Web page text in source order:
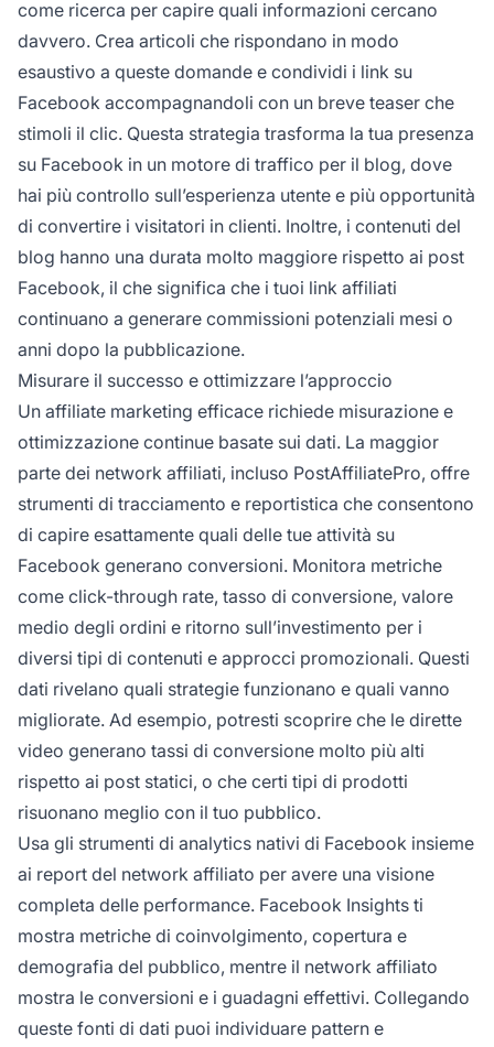
come ricerca per capire quali informazioni cercano
davvero. Crea articoli che rispondano in modo
esaustivo a queste domande e condividi i link su
Facebook accompagnandoli con un breve teaser che
stimoli il clic. Questa strategia trasforma la tua presenza
su Facebook in un motore di traffico per il blog, dove
hai più controllo sull’esperienza utente e più opportunità
di convertire i visitatori in clienti. Inoltre, i contenuti del
blog hanno una durata molto maggiore rispetto ai post
Facebook, il che significa che i tuoi link affiliati
continuano a generare commissioni potenziali mesi o
anni dopo la pubblicazione.
Misurare il successo e ottimizzare l’approccio
Un affiliate marketing efficace richiede misurazione e
ottimizzazione continue basate sui dati. La maggior
parte dei network affiliati, incluso PostAffiliatePro, offre
strumenti di tracciamento e reportistica che consentono
di capire esattamente quali delle tue attività su
Facebook generano conversioni. Monitora metriche
come click-through rate, tasso di conversione, valore
medio degli ordini e ritorno sull’investimento per i
diversi tipi di contenuti e approcci promozionali. Questi
dati rivelano quali strategie funzionano e quali vanno
migliorate. Ad esempio, potresti scoprire che le dirette
video generano tassi di conversione molto più alti
rispetto ai post statici, o che certi tipi di prodotti
risuonano meglio con il tuo pubblico.
Usa gli strumenti di analytics nativi di Facebook insieme
ai report del network affiliato per avere una visione
completa delle performance. Facebook Insights ti
mostra metriche di coinvolgimento, copertura e
demografia del pubblico, mentre il network affiliato
mostra le conversioni e i guadagni effettivi. Collegando
queste fonti di dati puoi individuare pattern e